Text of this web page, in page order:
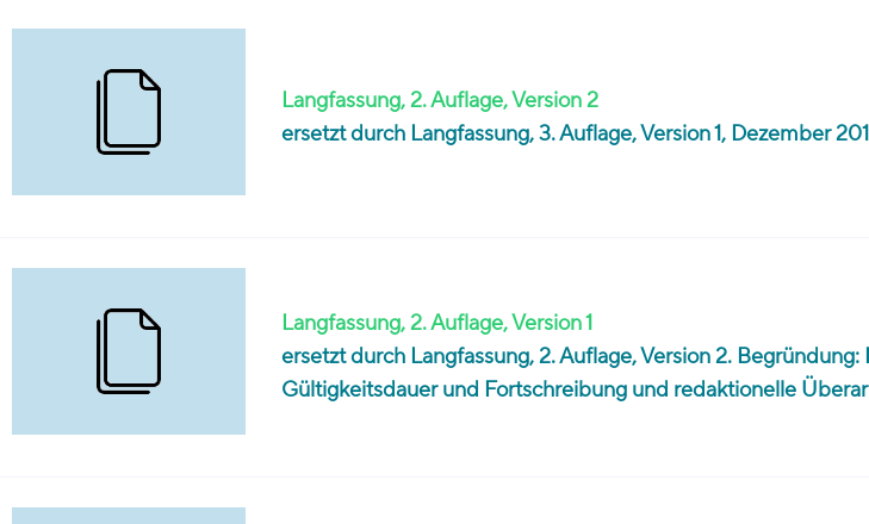
Langfassung, 2. Auflage, Version 2
ersetzt durch Langfassung, 3. Auflage, Version 1, Dezember
Langfassung, 2. Auflage, Version 1
ersetzt durch Langfassung, 2. Auflage, Version 2.
Gültigkeitsdauer und Fortschreibung und redaktionelle